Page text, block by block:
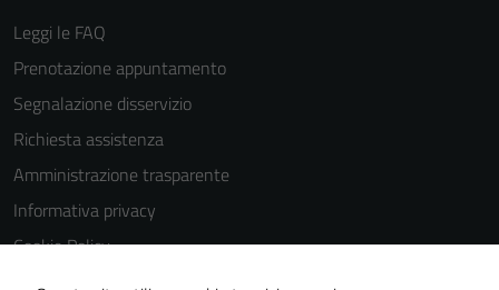
Leggi le FAQ
Prenotazione appuntamento
Segnalazione disservizio
Richiesta assistenza
Amministrazione trasparente
Informativa privacy
Cookie Policy
Note legali